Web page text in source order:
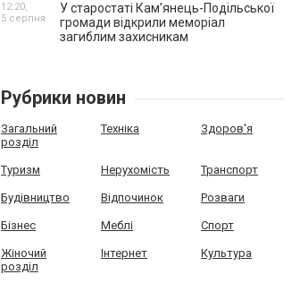
У старостаті Кам’янець-Подільської
громади відкрили меморіал
загиблим захисникам
12:20,
5 серпня
Рубрики новин
Загальний
розділ
Техніка Здоров'я
Туризм Нерухомість Транспорт
Будівництво Відпочинок Розваги
Бізнес Меблі Спорт
Жіночий
розділ
Інтернет Культура